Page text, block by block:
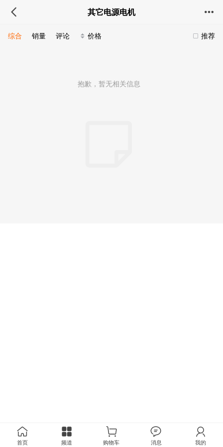
其它电源电机
推荐
综合 销量 评论 价格
抱歉，暂无相关信息
首页 频道 购物车 消息 我的